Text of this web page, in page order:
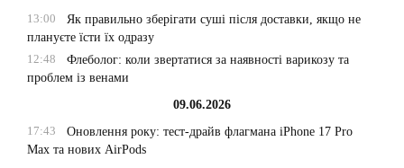
13:00
Як правильно зберігати суші після доставки, якщо не
плануєте їсти їх одразу
12:48
Флеболог: коли звертатися за наявності варикозу та
проблем із венами
09.06.2026
17:43
Оновлення року: тест-драйв флагмана iPhone 17 Pro
Max та нових AirPods